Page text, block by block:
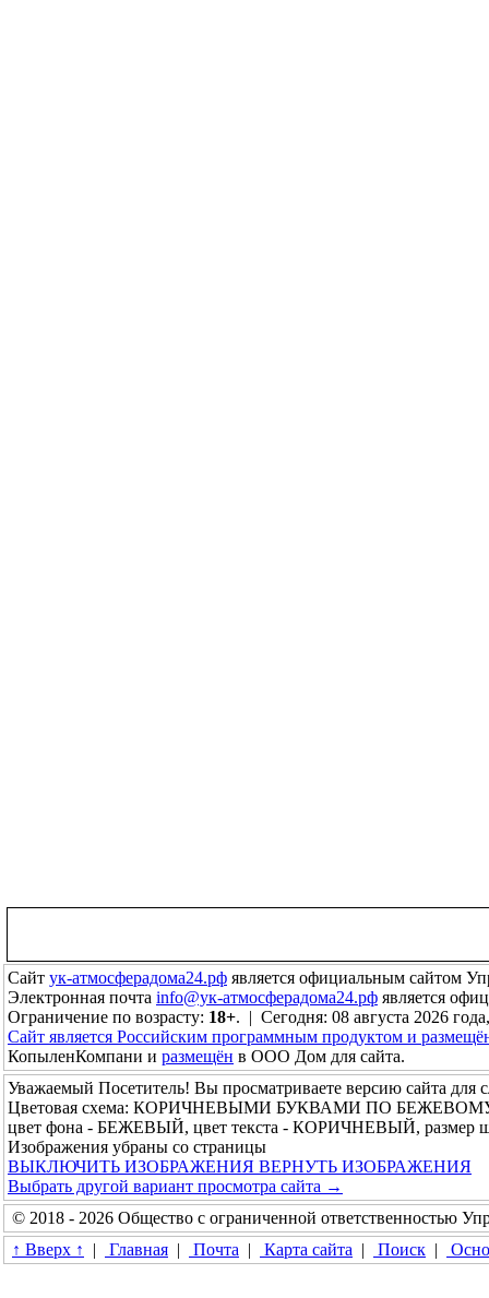
Сайт ук-атмосферадома24.рф является официальным сайтом
Электронная почта info@ук-атмосферадома24.рф является
Ограничение по возрасту: 18+. | Сегодня: 08 августа 2026
Сайт является Российским программным продуктом и
КопыленКомпани и размещён в ООО Дом для сайта.
Уважаемый Посетитель! Вы просматриваете версию сайта для
Цветовая схема: КОРИЧНЕВЫМИ БУКВАМИ ПО
цвет фона - БЕЖЕВЫЙ, цвет текста - КОРИЧНЕВЫЙ, размер
Изображения убраны со страницы
ВЫКЛЮЧИТЬ ИЗОБРАЖЕНИЯ ВЕРНУТЬ ИЗОБРАЖЕНИЯ
Выбрать другой вариант просмотра сайта →
© 2018 - 2026 Общество с ограниченной ответственностью
↑ Вверх ↑
| Главная | Почта | Карта сайта | Поиск |